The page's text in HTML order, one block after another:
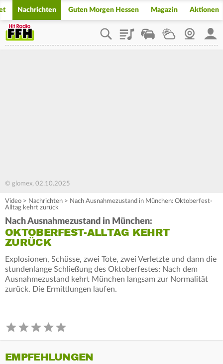
Nachrichten Guten Morgen Hessen Magazin Aktionen
PlaylistStaupilotWetterWebcam
© glomex, 02.10.2025
Video > Nachrichten > Nach Ausnahmezustand in München: Oktoberfest-
Alltag kehrt zurück
Nach Ausnahmezustand in München:
OKTOBERFEST-ALLTAG KEHRT
ZURÜCK
Explosionen, Schüsse, zwei Tote, zwei Verletzte und dann die
stundenlange Schließung des Oktoberfestes: Nach dem
Ausnahmezustand kehrt München langsam zur Normalität
zurück. Die Ermittlungen laufen.
EMPFEHLUNGEN